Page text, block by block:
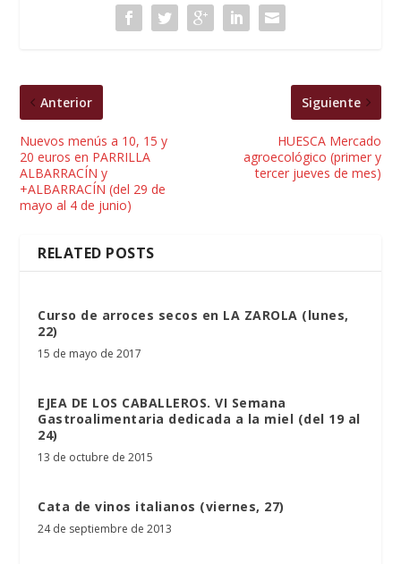
Anterior
Nuevos menús a 10, 15 y
20 euros en PARRILLA
ALBARRACÍN y
+ALBARRACÍN (del 29 de
mayo al 4 de junio)
Siguiente
HUESCA Mercado
agroecológico (primer y
tercer jueves de mes)
RELATED POSTS
Curso de arroces secos en LA ZAROLA (lunes,
22)
15 de mayo de 2017
EJEA DE LOS CABALLEROS. VI Semana
Gastroalimentaria dedicada a la miel (del 19 al
24)
13 de octubre de 2015
Cata de vinos italianos (viernes, 27)
24 de septiembre de 2013